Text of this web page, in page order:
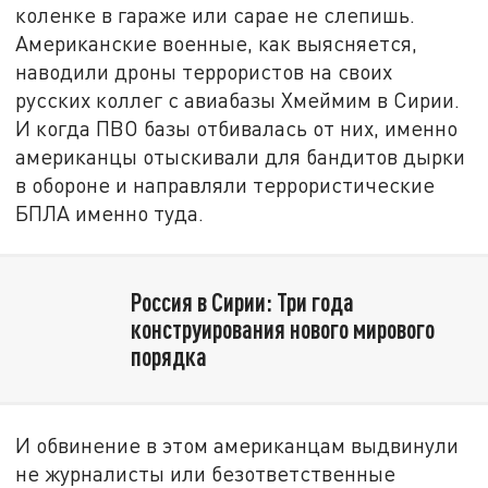
коленке в гараже или сарае не слепишь.
Американские военные, как выясняется,
наводили дроны террористов на своих
русских коллег с авиабазы Хмеймим в Сирии.
И когда ПВО базы отбивалась от них, именно
американцы отыскивали для бандитов дырки
в обороне и направляли террористические
БПЛА именно туда.
Россия в Сирии: Три года
конструирования нового мирового
порядка
И обвинение в этом американцам выдвинули
не журналисты или безответственные